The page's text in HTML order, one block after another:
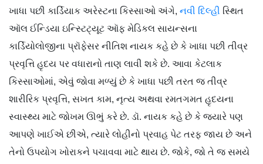
ખાધા પછી કાર્ડિયાક અરેસ્ટના કિસ્સાઓ અંગે, નવી દિલ્હી સ્થિત
ઑલ ઈન્ડિયા ઇન્સ્ટિટ્યૂટ ઑફ મેડિકલ સાયન્સના
કાર્ડિયોલોજીના પ્રૉફેસર નીતિશ નાયક કહે છે કે ખાધા પછી તીવ્ર
પ્રવૃત્તિ હૃદય પર વધારાનો તાણ લાવી શકે છે. આવા કેટલાક
કિસ્સાઓમાં, એવું જોવા મળ્યું છે કે ખાધા પછી તરત જ તીવ્ર
શારીરિક પ્રવૃત્તિ, સખત કામ, નૃત્ય અથવા રમતગમત હૃદયના
સ્વાસ્થ્ય માટે જોખમ ઊભું કરે છે. ડૉ. નાયક કહે છે કે જ્યારે પણ
આપણે ખાઈએ છીએ, ત્યારે લોહીનો પ્રવાહ પેટ તરફ જાય છે અને
તેનો ઉપયોગ ખોરાકને પચાવવા માટે થાય છે. જોકે, જો તે જ સમયે